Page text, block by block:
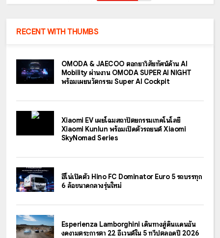
RECENT WITH THUMBS
OMODA & JAECOO ตอกย้ำวิสัยทัศน์ด้าน AI
Mobility ผ่านงาน OMODA SUPER AI NIGHT
พร้อมเผยนวัตกรรม Super AI Cockpit
Xiaomi EV เผยโฉมสถาปัตยกรรมเทคโนโลยี
Xiaomi Kunlun พร้อมเปิดตัวรถยนต์ Xiaomi
SkyNomad Series
ฮีโน่เปิดตัว Hino FC Dominator Euro 5 รถบรรทุก
6 ล้อขนาดกลางรุ่นใหม่
Esperienza Lamborghini เดินทางสู่ดินแดนอัน
งดงามตระการตา 22 อีเวนต์ใน 5 ทวีปตลอดปี 2026